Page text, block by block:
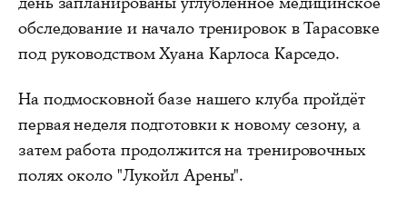
обследование и начало тренировок в Тарасовке
под руководством Хуана Карлоса Карседо.
На подмосковной базе нашего клуба пройдёт
первая неделя подготовки к новому сезону, а
затем работа продолжится на тренировочных
полях около "Лукойл Арены".